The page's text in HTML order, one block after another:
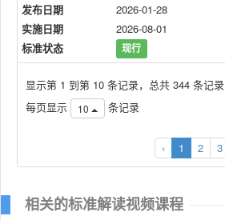
发布日期
2026-01-28
实施日期
2026-08-01
标准状态
现行
显示第 1 到第 10 条记录，总共 344 条记录
每页显示
10 条记录
‹ 1 2 3
相关的标准解读视频课程